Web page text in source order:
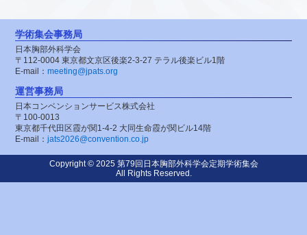
学術集会事務局
日本胸部外科学会
〒112-0004東京都文京区後楽2-3-27 テラル後楽ビル1階
E-mail：meeting@jpats.org
運営事務局
日本コンベンションサービス株式会社
〒100-0013
東京都千代田区霞が関1-4-2 大同生命霞が関ビル14階
E-mail：jats2026@convention.co.jp
Copyright © 2025 第79回日本胸部外科学会定期学術集会
All Rights Reserved.